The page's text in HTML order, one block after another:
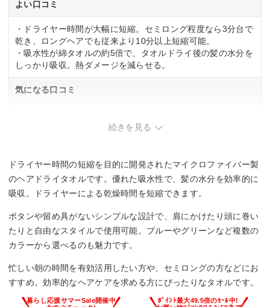
よい口コミ
・ドライヤー時間が大幅に短縮。セミロング程度なら3分台で
乾き、ロングヘアでも従来より10分以上短縮可能。
・吸水性が綿タオルの約5倍で、タオルドライ後の髪の水分を
しっかり吸収。熱ダメージを減らせる。
気になる口コミ
・乾いた手で触るとモゾモゾした感触あり。
続きを見る
ドライヤー時間の短縮を目的に開発されたマイクロファイバー製
のヘアドライタオルです。優れた吸水性で、髪の水分を効率的に
吸収。ドライヤーによる乾燥時間を短縮できます。
ボタンや留め具がないシンプルな設計で、肩にかけたり頭に巻い
たりと自由なスタイルで使用可能。ブルーやグリーンなど複数の
カラーから選べるのも魅力です。
忙しい朝の時間を有効活用したい方や、セミロングの方などにお
すすめ。効率的なヘアケアを求める方にぴったりなタオルです。